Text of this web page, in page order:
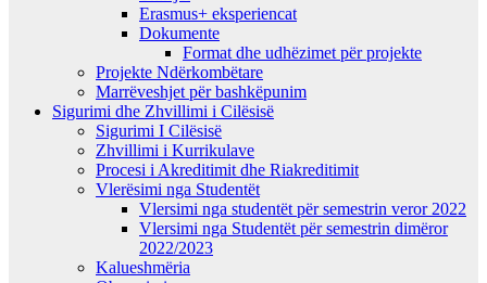
Erasmus+ eksperiencat
Dokumente
Format dhe udhëzimet për projekte
Projekte Ndërkombëtare
Marrëveshjet për bashkëpunim
Sigurimi dhe Zhvillimi i Cilësisë
Sigurimi I Cilësisë
Zhvillimi i Kurrikulave
Procesi i Akreditimit dhe Riakreditimit
Vlerësimi nga Studentët
Vlersimi nga studentët për semestrin veror 2022
Vlersimi nga Studentët për semestrin dimëror
2022/2023
Kalueshmëria